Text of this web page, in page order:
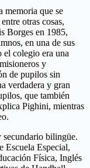
memoria que se
otras cosas,
Borges en 1985,
en una de sus
colegio era una
y
de pupilos sin
verdadera y gran
que también
Pighini, mientras
bilingüe.
Escuela Especial,
Física, Inglés